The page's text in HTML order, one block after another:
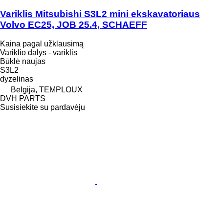
Variklis Mitsubishi S3L2 mini ekskavatoriaus
Volvo EC25, JOB 25.4, SCHAEFF
Kaina pagal užklausimą
Variklio dalys - variklis
Būklė naujas
S3L2
dyzelinas
Belgija, TEMPLOUX
DVH PARTS
Susisiekite su pardavėju